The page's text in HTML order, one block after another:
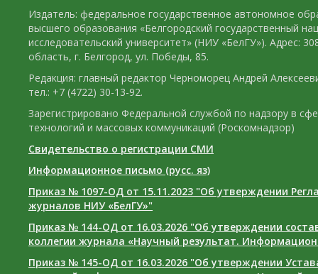
Издатель: федеральное государственное автономное
высшего образования «Белгородский государственный
исследовательский университет» (НИУ «БелГУ»). Адрес:
область, г. Белгород, ул. Победы, 85.
Редакция: главный редактор Черноморец Андрей
тел.: +7 (4722) 30-13-92.
Зарегистрировано Федеральной службой по надзору в
технологий и массовых коммуникаций (Роскомнадзор)
Свидетельство о регистрации СМИ
Информационное письмо (русс. яз)
Приказ № 1097-ОД от 15.11.2023 "Об утверждении
журналов НИУ «БелГУ»"
Приказ № 144-ОД от 16.03.2026 "Об утверждении
коллегии журнала «Научный результат.
Приказ № 145-ОД от 16.03.2026 "Об утверждении